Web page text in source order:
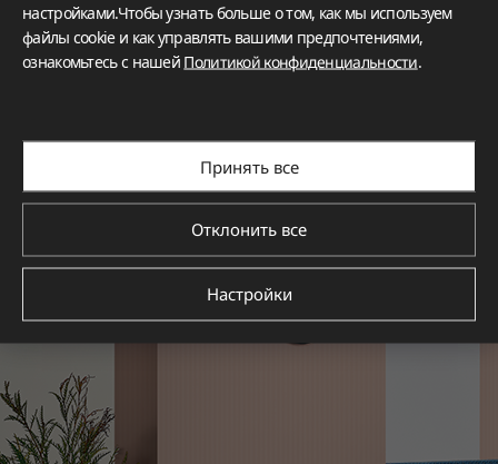
настройками.Чтобы узнать больше о том, как мы используем
файлы cookie и как управлять вашими предпочтениями,
ознакомьтесь с нашей Политикой конфиденциальности.
Принять все
Отклонить все
Настройки